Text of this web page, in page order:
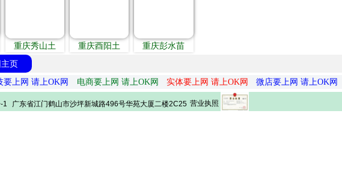
重庆秀山土 重庆酉阳土
重庆彭水苗
页
要上网 请上OK网 电商要上网 请上OK网 实体要上网 请上OK网 微店要上网 请上OK网
1 广东省江门鹤山市沙坪新城路496号华苑大厦二楼2C25 营业执照